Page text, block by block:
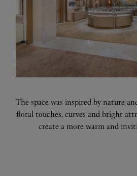
The space was inspired by nature
floral touches, curves and bright
create a more warm and